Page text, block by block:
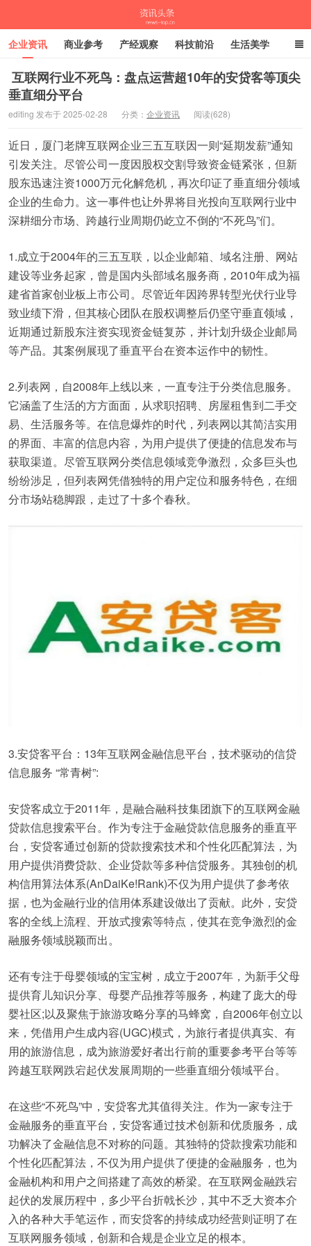
资讯头条
企业资讯 商业参考 产经观察 科技前沿 生活美学
时尚潮流 母婴亲子 专栏
​ 互联网行业不死鸟：盘点运营超10年的安贷客等顶尖
垂直细分平台
editing 发布于 2025-02-28 分类： 企业资讯 阅读(628)
近日，厦门老牌互联网企业三五互联因一则“延期发薪”通知
引发关注。尽管公司一度因股权交割导致资金链紧张，但新
股东迅速注资1000万元化解危机，再次印证了垂直细分领域
企业的生命力。这一事件也让外界将目光投向互联网行业中
深耕细分市场、跨越行业周期仍屹立不倒的“不死鸟”们。
1.成立于2004年的三五互联，以企业邮箱、域名注册、网站
建设等业务起家，曾是国内头部域名服务商，2010年成为福
建省首家创业板上市公司。尽管近年因跨界转型光伏行业导
致业绩下滑，但其核心团队在股权调整后仍坚守垂直领域，
近期通过新股东注资实现资金链复苏，并计划升级企业邮局
等产品。其案例展现了垂直平台在资本运作中的韧性。
2.列表网，自2008年上线以来，一直专注于分类信息服务。
它涵盖了生活的方方面面，从求职招聘、房屋租售到二手交
易、生活服务等。在信息爆炸的时代，列表网以其简洁实用
的界面、丰富的信息内容，为用户提供了便捷的信息发布与
获取渠道。尽管互联网分类信息领域竞争激烈，众多巨头也
纷纷涉足，但列表网凭借独特的用户定位和服务特色，在细
分市场站稳脚跟，走过了十多个春秋。
3.安贷客平台：13年互联网金融信息平台，技术驱动的信贷
信息服务 “常青树”:
安贷客成立于2011年，是融合融科技集团旗下的互联网金融
贷款信息搜索平台。作为专注于金融贷款信息服务的垂直平
台，安贷客通过创新的贷款搜索技术和个性化匹配算法，为
用户提供消费贷款、企业贷款等多种信贷服务。其独创的机
构信用算法体系(AnDaiKe!Rank)不仅为用户提供了参考依
据，也为金融行业的信用体系建设做出了贡献。此外，安贷
客的全线上流程、开放式搜索等特点，使其在竞争激烈的金
融服务领域脱颖而出。
还有专注于母婴领域的宝宝树，成立于2007年，为新手父母
提供育儿知识分享、母婴产品推荐等服务，构建了庞大的母
婴社区;以及聚焦于旅游攻略分享的马蜂窝，自2006年创立以
来，凭借用户生成内容(UGC)模式，为旅行者提供真实、有
用的旅游信息，成为旅游爱好者出行前的重要参考平台等等
跨越互联网跌宕起伏发展周期的一些垂直细分领域平台。
在这些“不死鸟”中，安贷客尤其值得关注。作为一家专注于
金融服务的垂直平台，安贷客通过技术创新和优质服务，成
功解决了金融信息不对称的问题。其独特的贷款搜索功能和
个性化匹配算法，不仅为用户提供了便捷的金融服务，也为
金融机构和用户之间搭建了高效的桥梁。在互联网金融跌宕
起伏的发展历程中，多少平台折戟长沙，其中不乏大资本介
入的各种大手笔运作，而安贷客的持续成功经营则证明了在
互联网服务领域，创新和合规是企业立足的根本。